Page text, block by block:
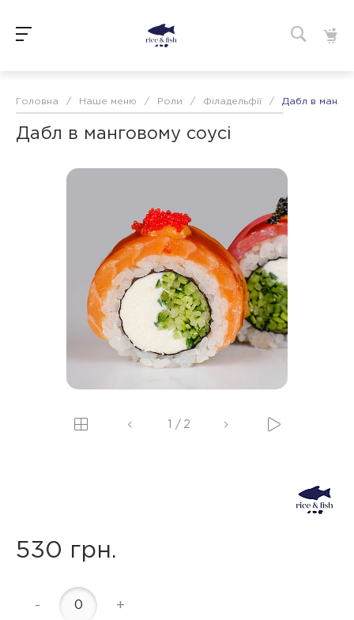
Головна / Наше меню / Роли / Філадельфії / Дабл в
Дабл в манговому соусі
/ 2
530 грн.
- +